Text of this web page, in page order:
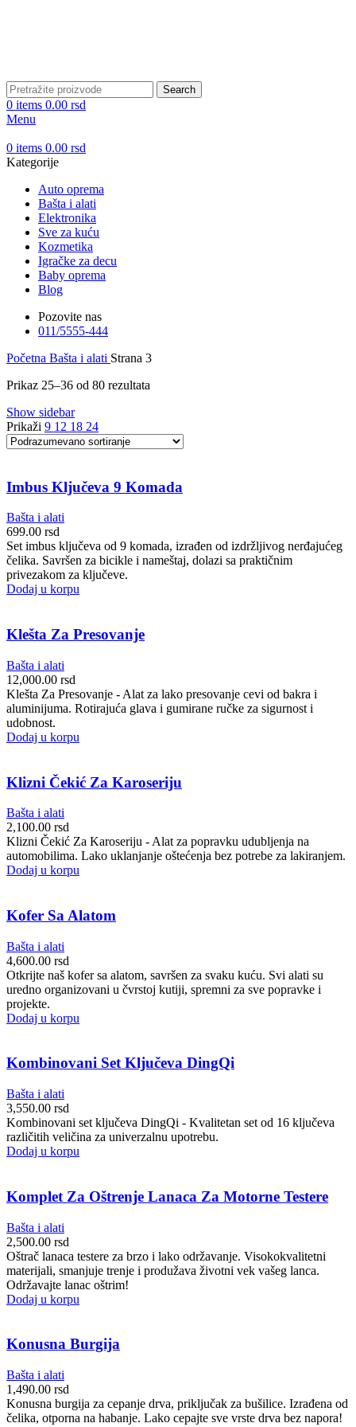
Search
0 items 0.00 rsd
Menu
0 items 0.00 rsd
Kategorije
Auto oprema
Bašta i alati
Elektronika
Sve za kuću
Kozmetika
Igračke za decu
Baby oprema
Blog
Pozovite nas
011/5555-444
Početna Bašta i alati Strana 3
Prikaz 25–36 od 80 rezultata
Show sidebar
Prikaži 9 12 18 24
Imbus Ključeva 9 Komada
Bašta i alati
699.00 rsd
Set imbus ključeva od 9 komada, izrađen od izdržljivog nerđajućeg
čelika. Savršen za bicikle i nameštaj, dolazi sa praktičnim
privezakom za ključeve.
Dodaj u korpu
Klešta Za Presovanje
Bašta i alati
12,000.00 rsd
Klešta Za Presovanje - Alat za lako presovanje cevi od bakra i
aluminijuma. Rotirajuća glava i gumirane ručke za sigurnost i
udobnost.
Dodaj u korpu
Klizni Čekić Za Karoseriju
Bašta i alati
2,100.00 rsd
Klizni Čekić Za Karoseriju - Alat za popravku udubljenja na
automobilima. Lako uklanjanje oštećenja bez potrebe za lakiranjem.
Dodaj u korpu
Kofer Sa Alatom
Bašta i alati
4,600.00 rsd
Otkrijte naš kofer sa alatom, savršen za svaku kuću. Svi alati su
uredno organizovani u čvrstoj kutiji, spremni za sve popravke i
projekte.
Dodaj u korpu
Kombinovani Set Ključeva DingQi
Bašta i alati
3,550.00 rsd
Kombinovani set ključeva DingQi - Kvalitetan set od 16 ključeva
različitih veličina za univerzalnu upotrebu.
Dodaj u korpu
Komplet Za Oštrenje Lanaca Za Motorne Testere
Bašta i alati
2,500.00 rsd
Oštrač lanaca testere za brzo i lako održavanje. Visokokvalitetni
materijali, smanjuje trenje i produžava životni vek vašeg lanca.
Održavajte lanac oštrim!
Dodaj u korpu
Konusna Burgija
Bašta i alati
1,490.00 rsd
Konusna burgija za cepanje drva, priključak za bušilice. Izrađena od
čelika, otporna na habanje. Lako cepajte sve vrste drva bez napora!